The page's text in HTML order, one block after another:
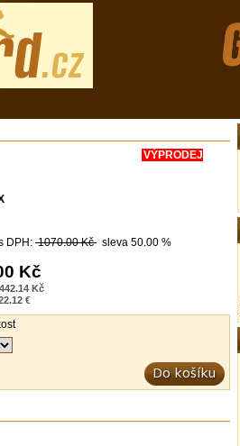
VÝPRODEJ
DPH: 1070.00 Kč sleva 50.00 %
Kč
442.14 Kč
€